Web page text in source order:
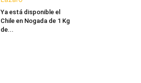
Ya está disponible el
Chile en Nogada de 1 Kg
de...